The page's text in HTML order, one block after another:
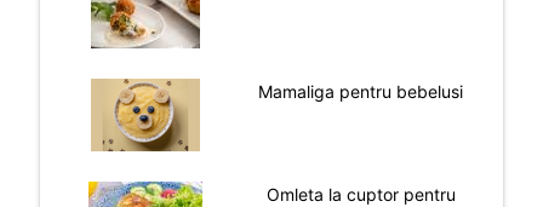
Mamaliga pentru bebelusi
Omleta la cuptor pentru